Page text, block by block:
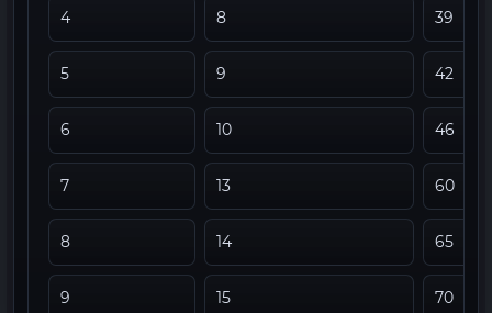
4 8 39
5 9 42
6 10 46
7 13 60
8 14 65
9 15 70